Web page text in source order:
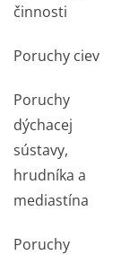
činnosti
Poruchy ciev
Poruchy
dýchacej
sústavy,
hrudníka a
mediastína
Poruchy